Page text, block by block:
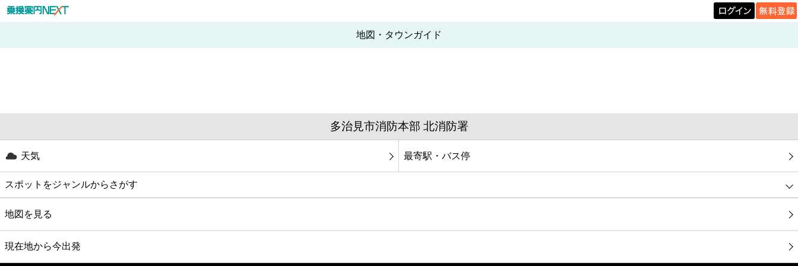
地図・タウンガイド
多治見市消防本部 北消防署
天気 最寄駅・バス停
スポットをジャンルからさがす
グルメ
映画
地図を見る
現在地から今出発